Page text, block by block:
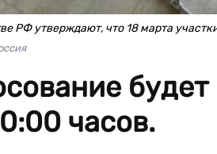
РФ утверждают, что 18 марта
часов.